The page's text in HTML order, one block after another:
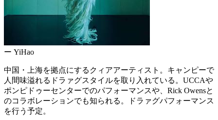
ー YiHao
中国・上海を拠点にするクィアアーティスト。キャンピーで
人間味溢れるドラァグスタイルを取り入れている。UCCAや
ポンピドゥーセンターでのパフォーマンスや、Rick Owensと
のコラボレーションでも知られる。ドラァグパフォーマンス
を行う予定。